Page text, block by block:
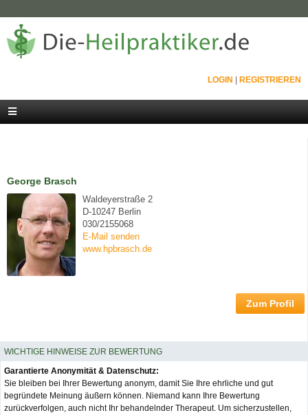
LOGIN REGISTRIEREN
George Brasch
Waldeyerstraße 2
D-10247 Berlin
030/2155068
E-Mail senden
www.hpbrasch.de
Zum Profil
WICHTIGE HINWEISE ZUR BEWERTUNG
Garantierte Anonymität & Datenschutz:
Sie bleiben bei Ihrer Bewertung anonym, damit Sie Ihre ehrliche und gut
begründete Meinung äußern können. Niemand kann Ihre Bewertung
zurückverfolgen, auch nicht Ihr behandelnder Therapeut. Um sicherzustellen,